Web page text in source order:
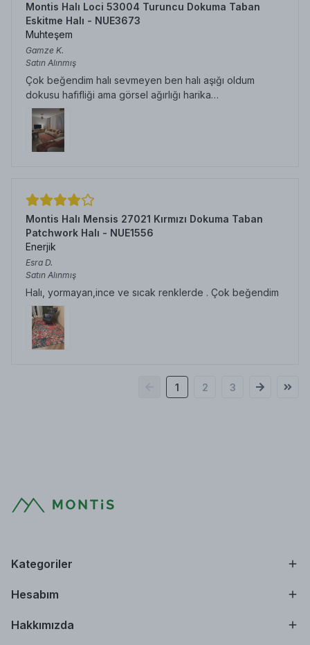
Montis Halı Loci 53004 Turuncu Dokuma Taban
Eskitme Halı - NUE3673
Muhteşem
Gamze K.
Satın Alınmış
Çok beğendim halı sevmeyen ben halı aşığı oldum
dokusu hafifliği ama görsel ağırlığı harika…
Montis Halı Mensis 27021 Kırmızı Dokuma Taban
Patchwork Halı - NUE1556
Enerjik
Esra D.
Satın Alınmış
Halı, yormayan,ince ve sıcak renklerde . Çok beğendim
1 2 3
Kategoriler
Hesabım
Hakkımızda